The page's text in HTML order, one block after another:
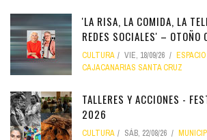
'LA RISA, LA COMIDA, LA
REDES SOCIALES' –
CULTURA VIE, 18/09/26
CAJACANARIAS SANTA CRUZ
TALLERES Y ACCIONES -
2026
CULTURA SÁB, 22/08/26